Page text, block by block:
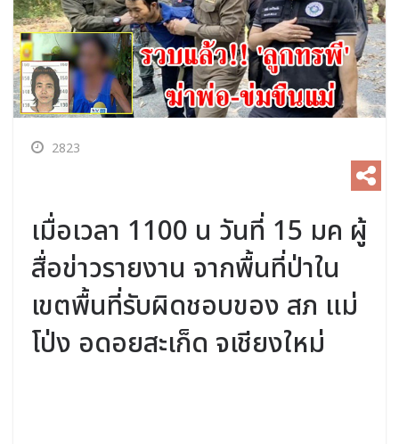
2823
เมื่อเวลา 1100 น วันที่ 15 มค ผู้
สื่อข่าวรายงาน จากพื้นที่ป่าใน
เขตพื้นที่รับผิดชอบของ สภ แม่
โป่ง อดอยสะเก็ด จเชียงใหม่